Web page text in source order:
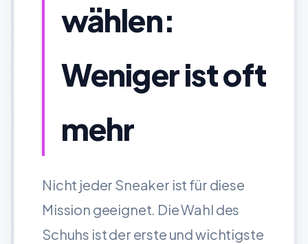
wählen:
Weniger ist oft
mehr
Nicht jeder Sneaker ist für diese
Mission geeignet. Die Wahl des
Schuhs ist der erste und wichtigste